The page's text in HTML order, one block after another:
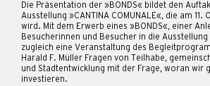
Die Präsentation der »BONDS« bildet den
Ausstellung »CANTINA COMUNALE«, die am
wird. Mit dem Erwerb eines »BONDS«, einer
Besucherinnen und Besucher in die
zugleich eine Veranstaltung des
Harald F. Müller Fragen von Teilhabe,
und Stadtentwicklung mit der Frage, woran wir
investieren.